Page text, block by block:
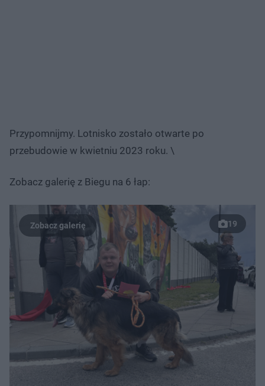
Przypomnijmy. Lotnisko zostało otwarte po
przebudowie w kwietniu 2023 roku. \
Zobacz galerię z Biegu na 6 łap:
19